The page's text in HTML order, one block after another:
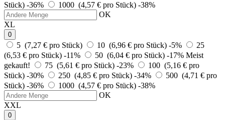
Stück) -36% 1000 (4,57 € pro Stück) -38%
OK
XL
0
5 (7,27 € pro Stück) 10 (6,96 € pro Stück) -5%
25
(6,53 € pro Stück) -11% 50 (6,04 € pro Stück) -17% Meist
gekauft!
75 (5,61 € pro Stück) -23%
100 (5,16 € pro
Stück) -30% 250 (4,85 € pro Stück) -34%
500 (4,71 € pro
Stück) -36% 1000 (4,57 € pro Stück) -38%
OK
XXL
0